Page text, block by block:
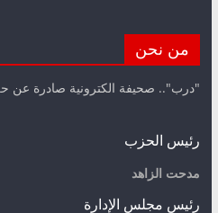
من نحن
"درب".. صحيفة الكترونية صادرة عن
رئيس الحزب
مدحت الزاهد
رئيس مجلس الإدارة